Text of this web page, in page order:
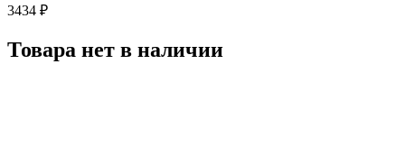
3434 ₽
Товара нет в наличии